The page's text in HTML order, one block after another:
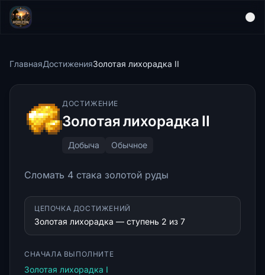
ГлавнаяДостиженияЗолотая лихорадка II
ДОСТИЖЕНИЕ
Золотая лихорадка II
Добыча Обычное
Сломать 4 стака золотой руды
ЦЕПОЧКА ДОСТИЖЕНИЙ
Золотая лихорадка — ступень 2 из 7
СНАЧАЛА ВЫПОЛНИТЕ
Золотая лихорадка I